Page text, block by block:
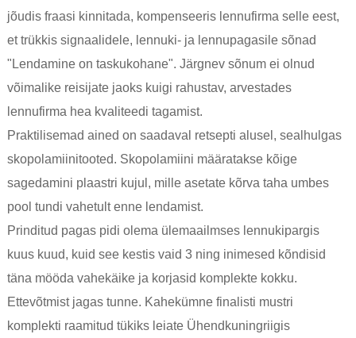
jõudis fraasi kinnitada, kompenseeris lennufirma selle eest,
et trükkis signaalidele, lennuki- ja lennupagasile sõnad
"Lendamine on taskukohane". Järgnev sõnum ei olnud
võimalike reisijate jaoks kuigi rahustav, arvestades
lennufirma hea kvaliteedi tagamist.
Praktilisemad ained on saadaval retsepti alusel, sealhulgas
skopolamiinitooted. Skopolamiini määratakse kõige
sagedamini plaastri kujul, mille asetate kõrva taha umbes
pool tundi vahetult enne lendamist.
Prinditud pagas pidi olema ülemaailmses lennukipargis
kuus kuud, kuid see kestis vaid 3 ning inimesed kõndisid
täna mööda vahekäike ja korjasid komplekte kokku.
Ettevõtmist jagas tunne. Kahekümne finalisti mustri
komplekti raamitud tükiks leiate Ühendkuningriigis